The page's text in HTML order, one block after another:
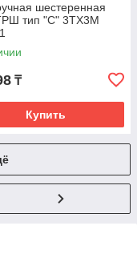
шестеренная
тип "С" 3ТХ3М
₸
Купить